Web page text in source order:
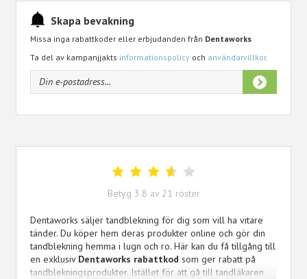
Betyg 3.8 av 21 röster
Dentaworks säljer tandblekning för dig som vill ha vitare
tänder. Du köper hem deras produkter online och gör din
tandblekning hemma i lugn och ro. Här kan du få tillgång till
en exklusiv Dentaworks rabattkod som ger rabatt på
tandblekningsprodukter. Istället för att gå till tandläkaren
Skapa bevakning
Missa inga rabattkoder eller erbjudanden från Dentaworks
Ta del av kampanjjakts informationspolicy och användarvillkor.